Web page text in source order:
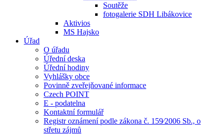
Soutěže
fotogalerie SDH Libákovice
Aktivios
MS Hajsko
Úřad
O úřadu
Úřední deska
Úřední hodiny
Vyhlášky obce
Povinně zveřejňované informace
Czech POINT
E - podatelna
Kontaktní formulář
Registr oznámení podle zákona č. 159⁄2006 Sb., o
střetu zájmů